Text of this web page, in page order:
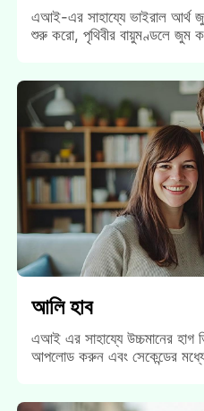
এআই-এর সাহায্যে ভাইরাল আর্থ
শুরু করো, পৃথিবীর বায়ুমণ্ডলে জুম
আলি হাব
এআই এর সাহায্যে উচ্চমানের হাগ
আপলোড করুন এবং সেকেন্ডের